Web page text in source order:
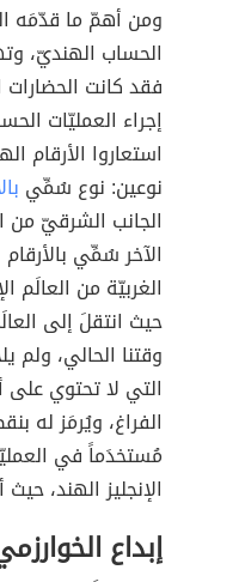
ومن أهمّ ما قدّمَه
الحساب الهنديّ،
فقد كانت
إجراء العمليّات
استعاروا الأرقام
نوعين: نوع سُمِّي
الجانب الشرقيّ من
الآخر سُمِّي
الغربيّة من العالَم
حيث انتقلَ إلى
وقتنا الحالي، ولم
التي لا تحتوي
الفراغ، ويُرمَز له
مُستخدَماً في
الإنجليز الهند،
إبداع